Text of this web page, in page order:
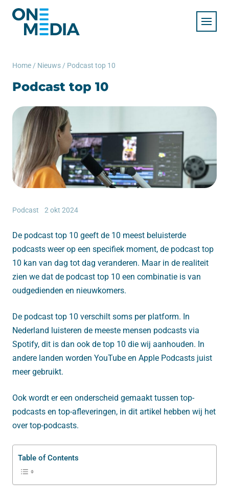
Home / Nieuws / Podcast top 10
Podcast top 10
Podcast 2 okt 2024
De podcast top 10 geeft de 10 meest beluisterde
podcasts weer op een specifiek moment, de podcast top
10 kan van dag tot dag veranderen. Maar in de realiteit
zien we dat de podcast top 10 een combinatie is van
oudgedienden en nieuwkomers.
De podcast top 10 verschilt soms per platform. In
Nederland luisteren de meeste mensen podcasts via
Spotify, dit is dan ook de top 10 die wij aanhouden. In
andere landen worden YouTube en Apple Podcasts juist
meer gebruikt.
Ook wordt er een onderscheid gemaakt tussen top-
podcasts en top-afleveringen, in dit artikel hebben wij het
over top-podcasts.
Table of Contents